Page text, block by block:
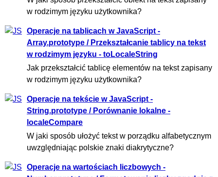
w rodzimym języku użytkownika?
Operacje na tablicach w JavaScript -
Array.prototype / Przekształcanie tablicy na tekst
w rodzimym języku - toLocaleString
Jak przekształcić tablicę elementów na tekst zapisany
w rodzimym języku użytkownika?
Operacje na tekście w JavaScript -
String.prototype / Porównanie lokalne -
localeCompare
W jaki sposób ułożyć tekst w porządku alfabetycznym
uwzględniając polskie znaki diakrytyczne?
Operacje na wartościach liczbowych -